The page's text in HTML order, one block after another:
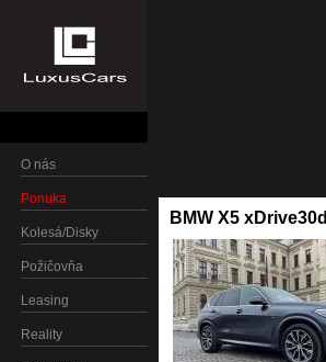
O nás
Ponuka
Kolesá/Disky
Požičovňa
Leasing
Reality
BMW X5 xDrive30d